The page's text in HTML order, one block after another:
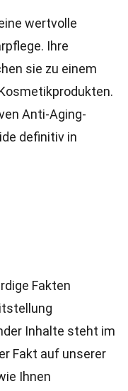
wertvolle
Ihre
sie zu einem
Anti-Aging-
definitiv in
Fakten
Inhalte steht im
Fakt auf unserer
Ihnen